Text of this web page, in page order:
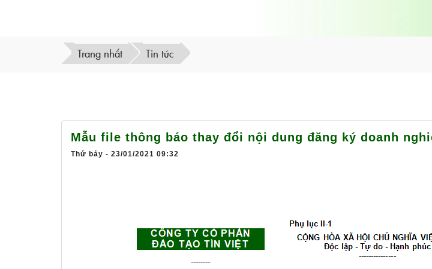
Trang nhất Tin tức
Mẫu file thông báo thay đổi nội dung đăng ký doanh
Thứ bảy - 23/01/2021 09:32